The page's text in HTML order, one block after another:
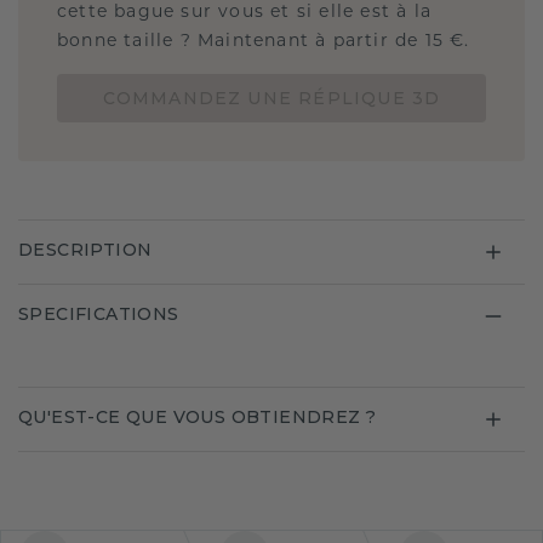
cette bague sur vous et si elle est à la
bonne taille ? Maintenant à partir de 15 €.
DESCRIPTION
SPECIFICATIONS
QU'EST-CE QUE VOUS OBTIENDREZ ?